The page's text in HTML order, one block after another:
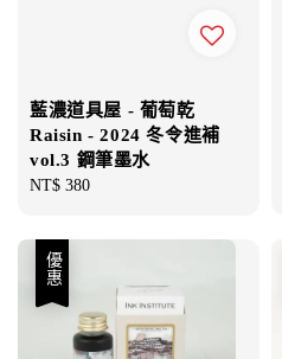
藍濃道具屋 - 葡萄乾
Raisin - 2024 冬令進補
vol.3 鋼筆墨水
Regular
NT$ 380
優惠